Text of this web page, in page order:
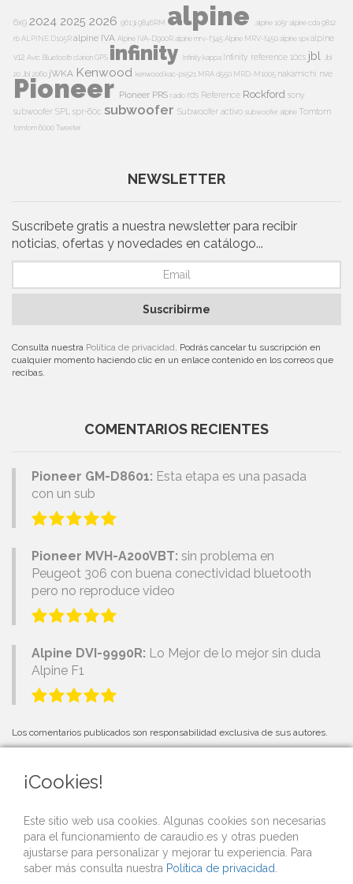
6x9 2024 2025 2026 9613i9846RM alpine alpine 105r alpine cda 9812
rbALPINE D105Ralpine IVA Alpine IVA-D900Ralpine mrv-f345Alpine MRV-f450alpine spxalpine
v12 Avic BluetoothclarionGPS infinity Infinity kappa Infinity reference 10cs jbl
Jbl
20 Jbl 2060 jWKA Kenwood kenwood kac-ps521 MRA d550 MRD-M1005 nakamichi nve
Pioneer Pioneer PRS radio rds Reference Rockford sony
subwoofer SPL spr-60c subwoofer Subwoofer activo subwoofer alpine Tomtom
tomtom 6000Tweeter
NEWSLETTER
Suscríbete gratis a nuestra newsletter para recibir
noticias, ofertas y novedades en catálogo...
Suscribirme
Consulta nuestra Política de privacidad. Podrás cancelar tu suscripción en
cualquier momento haciendo clic en un enlace contenido en los correos que
recibas.
COMENTARIOS RECIENTES
Pioneer GM-D8601: Esta etapa es una pasada
con un sub
Pioneer MVH-A200VBT: sin problema en
Peugeot 306 con buena conectividad bluetooth
pero no reproduce video
Alpine DVI-9990R: Lo Mejor de lo mejor sin duda
Alpine F1
Los comentarios publicados son responsabilidad exclusiva de sus autores.
Si organizas una competición o evento de car audio y quieres que lo
publicitemos gratis desde nuestra web,contacta con nosotros.
¡Cookies!
Este sitio web usa cookies. Algunas cookies son necesarias
para el funcionamiento de caraudio.es y otras pueden
ajustarse para personalizar y mejorar tu experiencia. Para
saber más consulta nuestra Política de privacidad